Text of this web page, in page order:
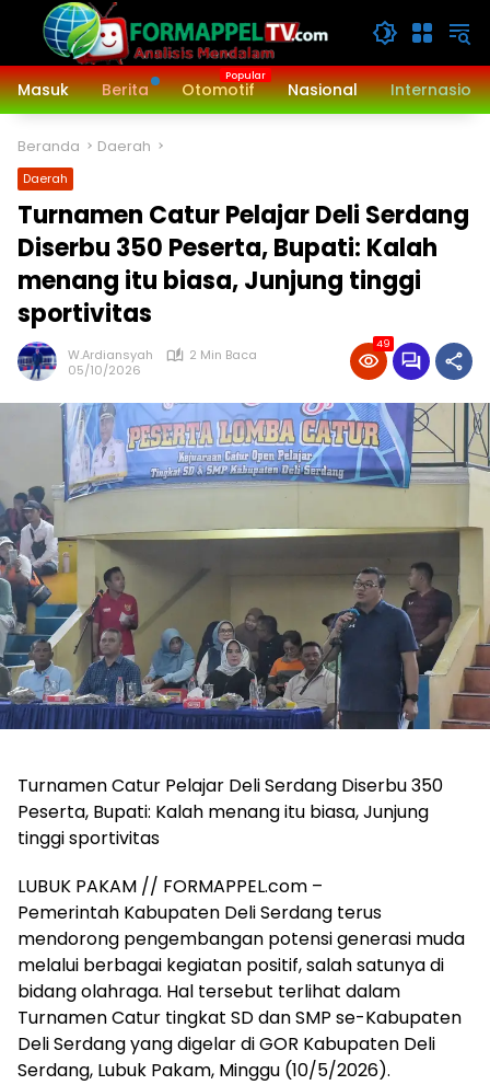
Langsung
konten
Masuk
Berita Otomotif Nasional
Beranda Daerah
Daerah
Turnamen Catur Pelajar Deli Serdang
Diserbu 350 Peserta, Bupati: Kalah
menang itu biasa, Junjung tinggi
sportivitas
W.Ardiansyah
2 Min Baca
05/10/2026
49
Turnamen Catur Pelajar Deli Serdang Diserbu 350
Peserta, Bupati: Kalah menang itu biasa, Junjung
tinggi sportivitas
LUBUK PAKAM // FORMAPPEL.com –
Pemerintah Kabupaten Deli Serdang terus
mendorong pengembangan potensi generasi muda
melalui berbagai kegiatan positif, salah satunya di
bidang olahraga. Hal tersebut terlihat dalam
Turnamen Catur tingkat SD dan SMP se-Kabupaten
Deli Serdang yang digelar di GOR Kabupaten Deli
Serdang, Lubuk Pakam, Minggu (10/5/2026).